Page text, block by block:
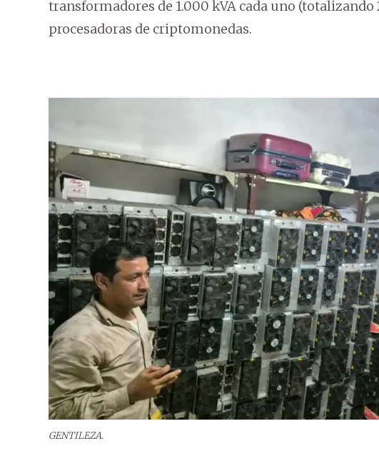
transformadores de 1.000 kVA cada uno (totalizando
procesadoras de criptomonedas.
GENTILEZA.